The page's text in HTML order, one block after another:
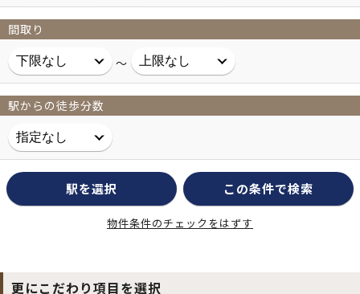
間取り
～
駅からの徒歩分数
駅を選択 この条件で検索
物件条件のチェックをはずす
更にこだわり項目を選択